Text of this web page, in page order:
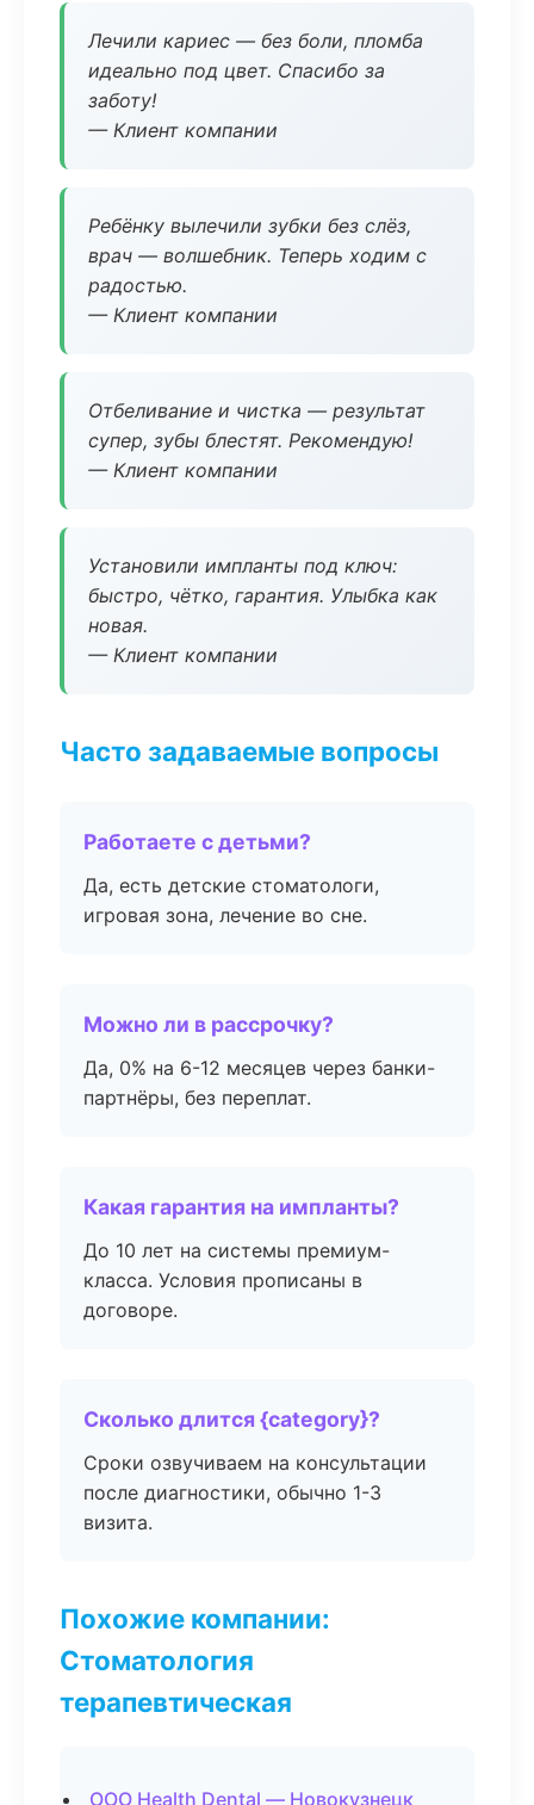
Лечили кариес — без боли, пломба
идеально под цвет. Спасибо за
заботу!
— Клиент компании
Ребёнку вылечили зубки без слёз,
врач — волшебник. Теперь ходим с
радостью.
— Клиент компании
Отбеливание и чистка — результат
супер, зубы блестят. Рекомендую!
— Клиент компании
Установили импланты под ключ:
быстро, чётко, гарантия. Улыбка как
новая.
— Клиент компании
Часто задаваемые вопросы
Работаете с детьми?
Да, есть детские стоматологи,
игровая зона, лечение во сне.
Можно ли в рассрочку?
Да, 0% на 6-12 месяцев через банки-
партнёры, без переплат.
Какая гарантия на импланты?
До 10 лет на системы премиум-
класса. Условия прописаны в
договоре.
Сколько длится {category}?
Сроки озвучиваем на консультации
после диагностики, обычно 1-3
визита.
Похожие компании:
Стоматология
терапевтическая
ООО Health Dental — Новокузнецк